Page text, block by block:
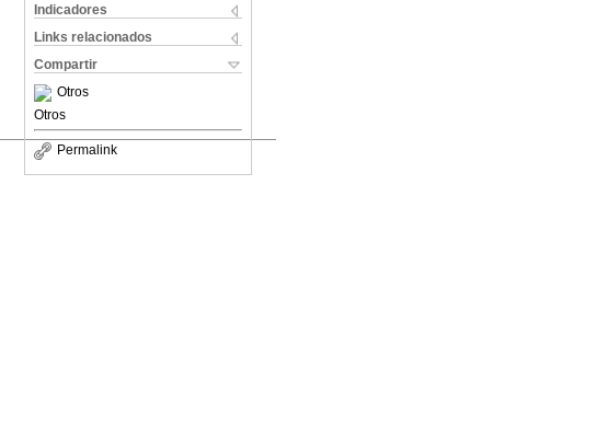
Indicadores
Links relacionados
Compartir
Otros
Otros
Permalink